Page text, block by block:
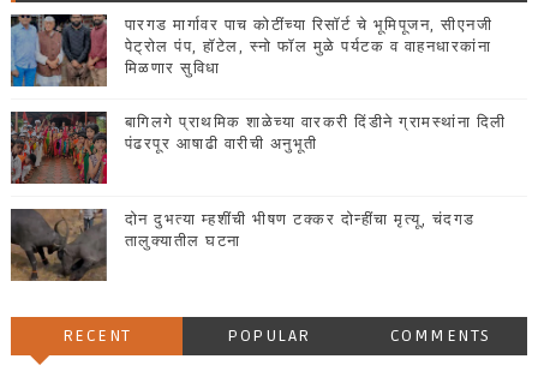
पारगड मार्गावर पाच कोटींच्या रिसॉर्ट चे भूमिपूजन, सीएनजी
पेट्रोल पंप, हॉटेल, स्नो फॉल मुळे पर्यटक व वाहनधारकांना
मिळणार सुविधा
बागिलगे प्राथमिक शाळेच्या वारकरी दिंडीने ग्रामस्थांना दिली
पंढरपूर आषाढी वारीची अनुभूती
दोन दुभत्या म्हशींची भीषण टक्कर दोन्हींचा मृत्यू, चंदगड
तालुक्यातील घटना
RECENT POPULAR COMMENTS